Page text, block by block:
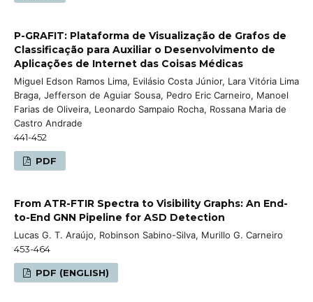
P-GRAFIT: Plataforma de Visualização de Grafos de
Classificação para Auxiliar o Desenvolvimento de
Aplicações de Internet das Coisas Médicas
Miguel Edson Ramos Lima, Evilásio Costa Júnior, Lara Vitória Lima
Braga, Jefferson de Aguiar Sousa, Pedro Eric Carneiro, Manoel
Farias de Oliveira, Leonardo Sampaio Rocha, Rossana Maria de
Castro Andrade
441-452
PDF
From ATR-FTIR Spectra to Visibility Graphs: An End-
to-End GNN Pipeline for ASD Detection
Lucas G. T. Araújo, Robinson Sabino-Silva, Murillo G. Carneiro
453-464
PDF (ENGLISH)